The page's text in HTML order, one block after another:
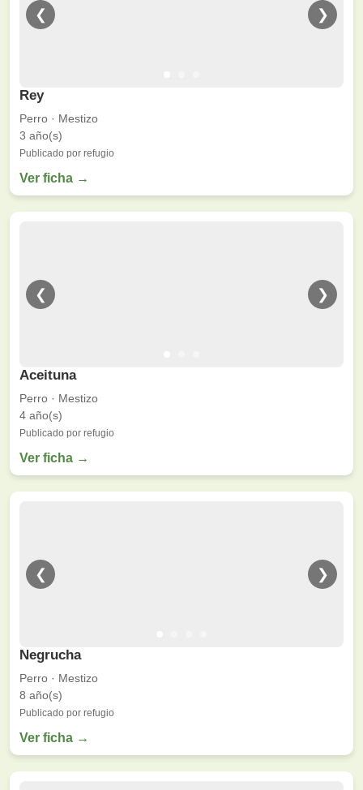
❮ ❯
Rey
Perro · Mestizo
3 año(s)
Publicado por refugio
Ver ficha →
❮ ❯
Aceituna
Perro · Mestizo
4 año(s)
Publicado por refugio
Ver ficha →
❮ ❯
Negrucha
Perro · Mestizo
8 año(s)
Publicado por refugio
Ver ficha →